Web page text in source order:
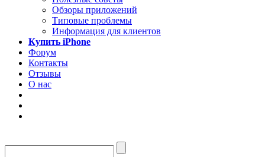
Обзоры приложений
Типовые проблемы
Информация для клиентов
Купить iPhone
Форум
Контакты
Отзывы
О нас